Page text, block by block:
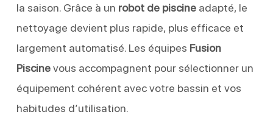
la saison. Grâce à un robot de piscineadapté, le
nettoyage devient plus rapide, plus efficace et
largement automatisé. Les équipes Fusion
Piscinevous accompagnent pour sélectionner un
équipement cohérent avec votre bassin et vos
habitudes d’utilisation.